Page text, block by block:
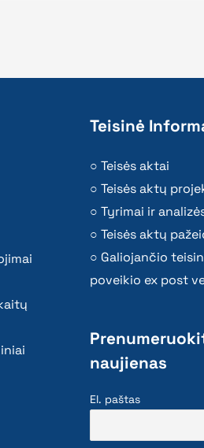
Teisinė
Teisės aktai
Teisės aktų
Tyrimai ir
Teisės aktų
Galiojančio
poveikio ex post
naujienas
El. paštas